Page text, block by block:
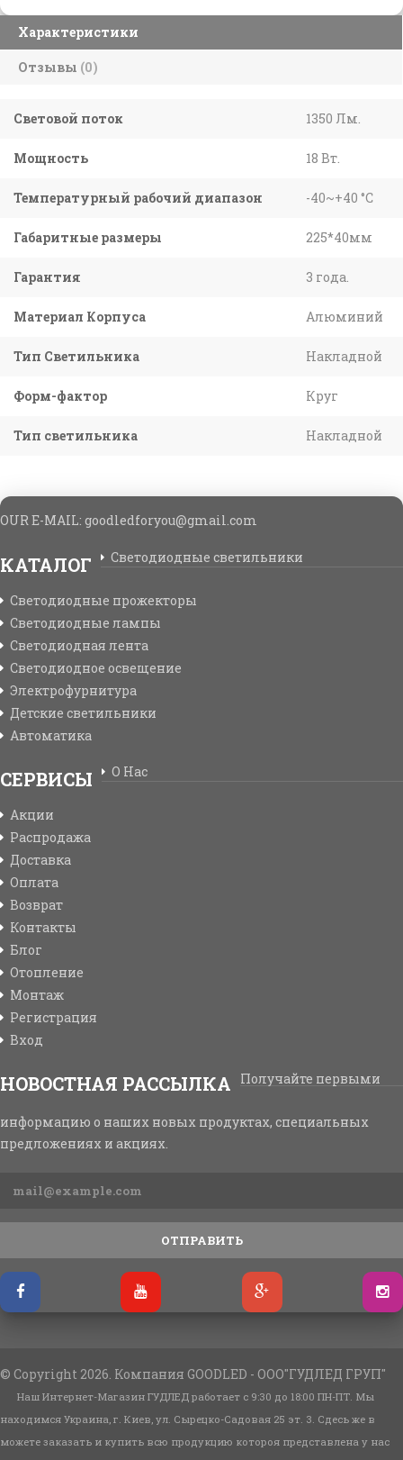
Характеристики
Отзывы (0)
Световой поток 1350 Лм.
Мощность 18 Вт.
Температурный рабочий диапазон -40~+40 °C
Габаритные размеры 225*40мм
Гарантия 3 года.
Материал Корпуса Алюминий
Тип Светильника Накладной
Форм-фактор Круг
Тип светильника Накладной
OUR E-MAIL: goodledforyou@gmail.cоm
КАТАЛОГ Светодиодные светильники
Светодиодные прожекторы
Светодиодные лампы
Светодиодная лента
Светодиодное освещение
Электрофурнитура
Детские светильники
Автоматика
СЕРВИСЫ О Нас
Акции
Распродажа
Доставка
Оплата
Возврат
Контакты
Блог
Отопление
Монтаж
Регистрация
Вход
НОВОСТНАЯ РАССЫЛКА Получайте первыми
информацию о наших новых продуктах, специальных
предложениях и акциях.
ОТПРАВИТЬ
© Copyright 2026. Компания GOODLED - ООО"ГУДЛЕД ГРУП"
Наш Интернет-Магазин ГУДЛЕД работает с 9:30 до 18:00 ПН-ПТ. Мы
находимся Украина, г. Киев, ул. Сырецко-Садовая 25 эт. 3. Сдесь же в
можете заказать и купить всю продукцию котороя представлена у нас